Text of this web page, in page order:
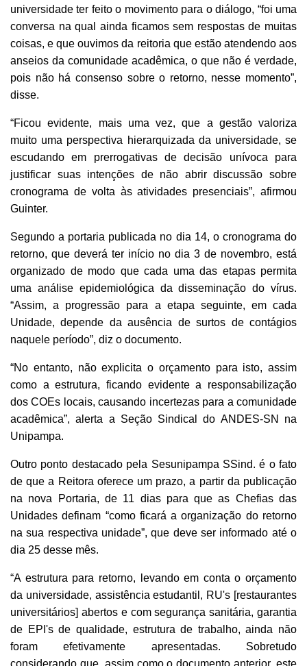
universidade ter feito o movimento para o diálogo, “foi uma
conversa na qual ainda ficamos sem respostas de muitas
coisas, e que ouvimos da reitoria que estão atendendo aos
anseios da comunidade acadêmica, o que não é verdade,
pois não há consenso sobre o retorno, nesse momento”,
disse.
“Ficou evidente, mais uma vez, que a gestão valoriza
muito uma perspectiva hierarquizada da universidade, se
escudando em prerrogativas de decisão unívoca para
justificar suas intenções de não abrir discussão sobre
cronograma de volta às atividades presenciais”, afirmou
Guinter.
Segundo a portaria publicada no dia 14, o cronograma do
retorno, que deverá ter início no dia 3 de novembro, está
organizado de modo que cada uma das etapas permita
uma análise epidemiológica da disseminação do vírus.
“Assim, a progressão para a etapa seguinte, em cada
Unidade, depende da ausência de surtos de contágios
naquele período”, diz o documento.
“No entanto, não explicita o orçamento para isto, assim
como a estrutura, ficando evidente a responsabilização
dos COEs locais, causando incertezas para a comunidade
acadêmica”, alerta a Seção Sindical do ANDES-SN na
Unipampa.
Outro ponto destacado pela Sesunipampa SSind. é o fato
de que a Reitora oferece um prazo, a partir da publicação
na nova Portaria, de 11 dias para que as Chefias das
Unidades definam “como ficará a organização do retorno
na sua respectiva unidade”, que deve ser informado até o
dia 25 desse mês.
“A estrutura para retorno, levando em conta o orçamento
da universidade, assistência estudantil, RU's [restaurantes
universitários] abertos e com segurança sanitária, garantia
de EPI's de qualidade, estrutura de trabalho, ainda não
foram efetivamente apresentadas. Sobretudo
considerando que, assim como o documento anterior, este